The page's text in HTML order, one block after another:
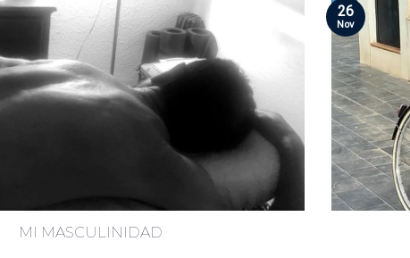
MI MASCULINIDAD
26
Nov